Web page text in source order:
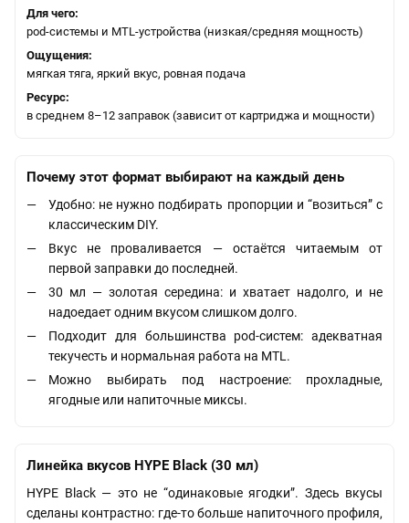
Для чего:
pod-системы и MTL-устройства (низкая/средняя мощность)
Ощущения:
мягкая тяга, яркий вкус, ровная подача
Ресурс:
в среднем 8–12 заправок (зависит от картриджа и мощности)
Почему этот формат выбирают на каждый день
Удобно: не нужно подбирать пропорции и “возиться” с
классическим DIY.
Вкус не проваливается — остаётся читаемым от
первой заправки до последней.
30 мл — золотая середина: и хватает надолго, и не
надоедает одним вкусом слишком долго.
Подходит для большинства pod-систем: адекватная
текучесть и нормальная работа на MTL.
Можно выбирать под настроение: прохладные,
ягодные или напиточные миксы.
Линейка вкусов HYPE Black (30 мл)
HYPE Black — это не “одинаковые ягодки”. Здесь вкусы
сделаны контрастно: где-то больше напиточного профиля,